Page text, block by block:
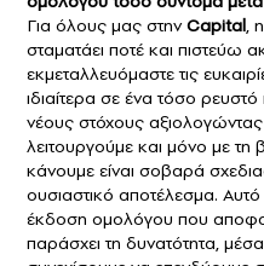
Για όλους μας στηνCapital,
σταματάει ποτέ και πιστεύω
εκμεταλλευόμαστε τις
ιδιαίτερα σε ένα τόσο
νέους στόχους
λειτουργούμε και μόνο με τη
κάνουμε είναι σοβαρά
ουσιαστικό αποτέλεσμα.
έκδοση ομολόγου που
παράσχει τη δυνατότητα,